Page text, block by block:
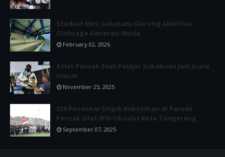
Stadion Mini Sukatami Dorong Aktifitas
Olahraga Generasi Muda
February 02, 2026
Atlet Pencak Silat Pelajar Sukabumi Jadi Juara
Umum
November 25, 2025
550 Pendekar Unjuk Kebolehan di Parade
Pencak Silat IPSI Cibodas Kota Tangerang
September 07, 2025